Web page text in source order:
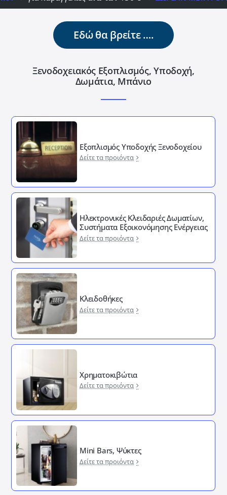
Εδώ θα βρείτε ….
Ξενοδοχειακός Εξοπλισμός, Υποδοχή,
Δωμάτια, Μπάνιο
Εξοπλισμός Υποδοχής Ξενοδοχείου
Δείτε τα προιόντα
Ηλεκτρονικές Κλειδαριές Δωματίων,
Συστήματα Εξοικονόμησης Ενέργειας
Δείτε τα προιόντα
Κλειδοθήκες
Δείτε τα προιόντα
Χρηματοκιβώτια
Δείτε τα προιόντα
Mini Bars, Ψύκτες
Δείτε τα προιόντα